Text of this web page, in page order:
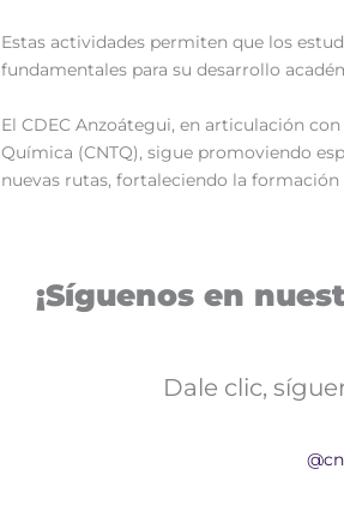
Estas actividades permiten que los
fundamentales para su desarrollo
‎El CDEC Anzoátegui, en articulación
Química (CNTQ), sigue promoviendo
nuevas rutas, fortaleciendo la
¡Síguenos en
Dale clic,